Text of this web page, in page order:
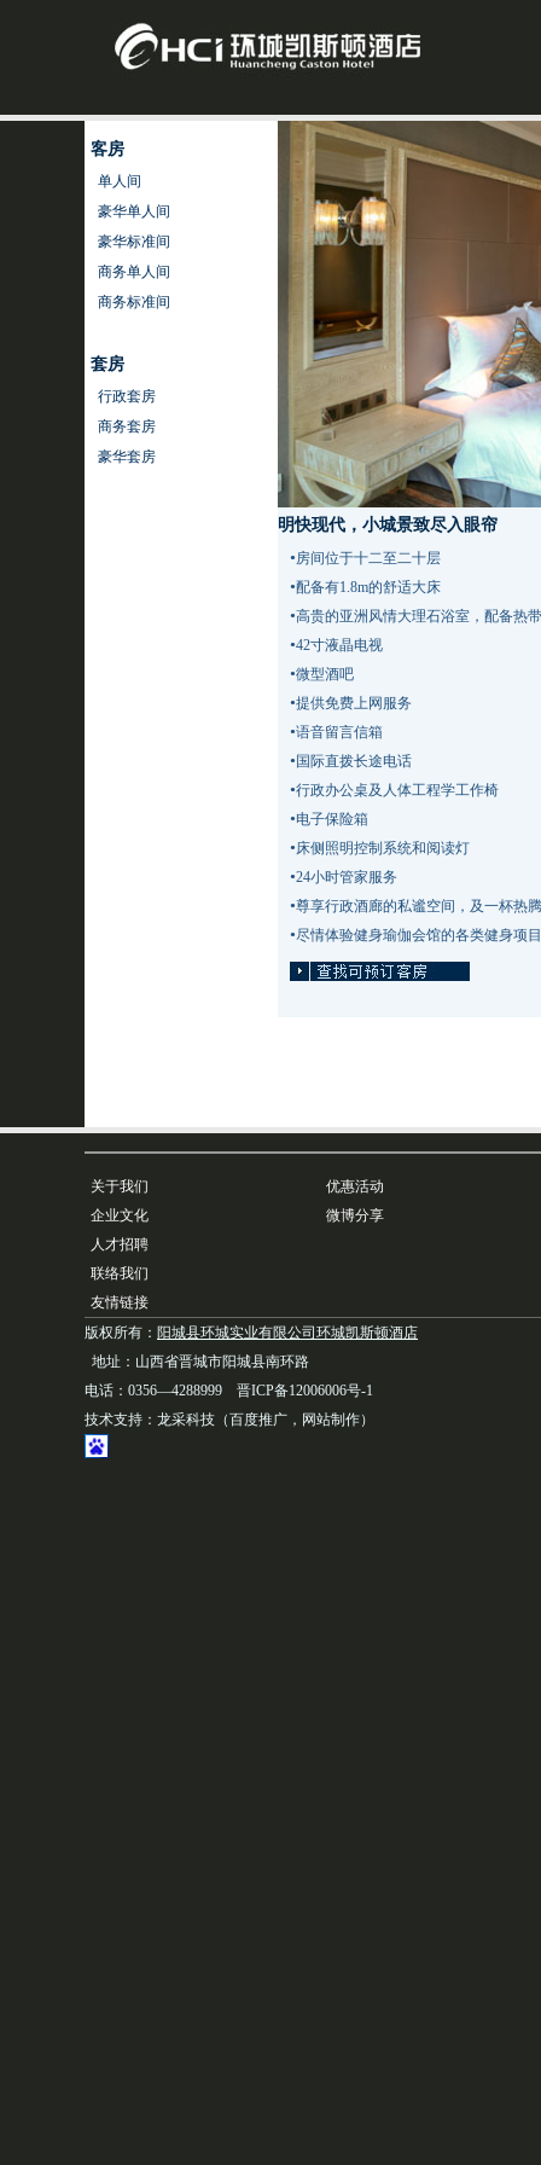
客房
单人间
豪华单人间
豪华标准间
商务单人间
商务标准间
套房
行政套房
商务套房
豪华套房
明快现代，小城景致尽入眼帘
•房间位于十二至二十层
•配备有1.8m的舒适大床
•高贵的亚洲风情大理石浴室，配备热
•42寸液晶电视
•微型酒吧
•提供免费上网服务
•语音留言信箱
• 国际直拨长途电话
•行政办公桌及人体工程学工作椅
•电子保险箱
•床侧照明控制系统和阅读灯
•24小时管家服务
•尊享行政酒廊的私谧空间，及一杯热
•尽情体验健身瑜伽会馆的各类健身项目
关于我们
优惠活动
企业文化
微博分享
人才招聘
联络我们
友情链接
版权所有： 阳城县环城实业有限公司环城凯斯顿酒店
地址：山西省晋城市阳城县南环路
电话：0356—4288999 晋ICP备12006006号-1
技术支持： 龙采科技（百度推广， 网站制作）